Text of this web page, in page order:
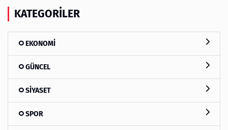
KATEGORILER
EKONOMİ
GÜNCEL
SİYASET
SPOR